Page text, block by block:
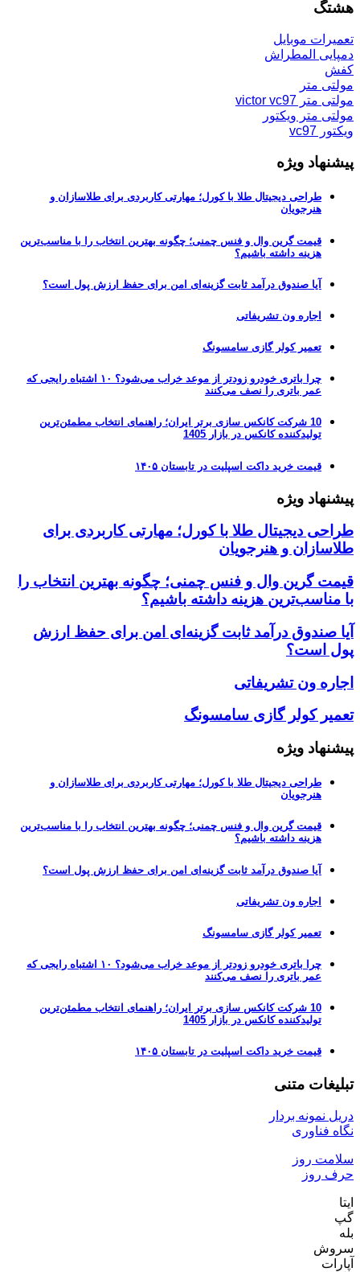
هشتگ
تعمیرات موبایل
دمپایی المطراش
کفش
مولتی متر
مولتی متر victor vc97
مولتی متر ویکتور
ویکتور vc97
پیشنهاد ویژه
طراحی دیجیتال طلا با کورل؛ مهارتی کاربردی برای طلاسازان و
هنرجویان
قیمت گرین وال و فنس چمنی؛ چگونه بهترین انتخاب را با مناسب‌ترین
هزینه داشته باشیم؟
آیا صندوق درآمد ثابت گزینه‌ای امن برای حفظ ارزش پول است؟
اجاره ون تشریفاتی
تعمیر کولر گازی سامسونگ
چرا باتری خودرو زودتر از موعد خراب می‌شود؟ ۱۰ اشتباه رایجی که
عمر باتری را نصف می‌کنند
10 شرکت کانکس سازی برتر ایران؛ راهنمای انتخاب مطمئن‌ترین
تولیدکننده کانکس در بازار 1405
قیمت خرید داکت اسپلیت در تابستان ۱۴۰۵
پیشنهاد ویژه
طراحی دیجیتال طلا با کورل؛ مهارتی کاربردی برای
طلاسازان و هنرجویان
قیمت گرین وال و فنس چمنی؛ چگونه بهترین انتخاب را
با مناسب‌ترین هزینه داشته باشیم؟
آیا صندوق درآمد ثابت گزینه‌ای امن برای حفظ ارزش
پول است؟
اجاره ون تشریفاتی
تعمیر کولر گازی سامسونگ
پیشنهاد ویژه
طراحی دیجیتال طلا با کورل؛ مهارتی کاربردی برای طلاسازان و
هنرجویان
قیمت گرین وال و فنس چمنی؛ چگونه بهترین انتخاب را با مناسب‌ترین
هزینه داشته باشیم؟
آیا صندوق درآمد ثابت گزینه‌ای امن برای حفظ ارزش پول است؟
اجاره ون تشریفاتی
تعمیر کولر گازی سامسونگ
چرا باتری خودرو زودتر از موعد خراب می‌شود؟ ۱۰ اشتباه رایجی که
عمر باتری را نصف می‌کنند
10 شرکت کانکس سازی برتر ایران؛ راهنمای انتخاب مطمئن‌ترین
تولیدکننده کانکس در بازار 1405
قیمت خرید داکت اسپلیت در تابستان ۱۴۰۵
تبلیغات متنی
دریل نمونه بردار
نگاه فناوری
سلامت روز
حرف روز
ایتا
گپ
بله
سروش
آپارات